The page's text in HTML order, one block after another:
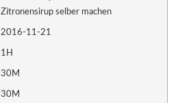
Zitronensirup selber machen
2016-11-21
1H
30M
30M